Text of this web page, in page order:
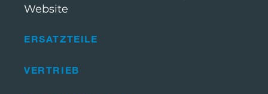
ERSATZTEILE
VERTRIEB
Website